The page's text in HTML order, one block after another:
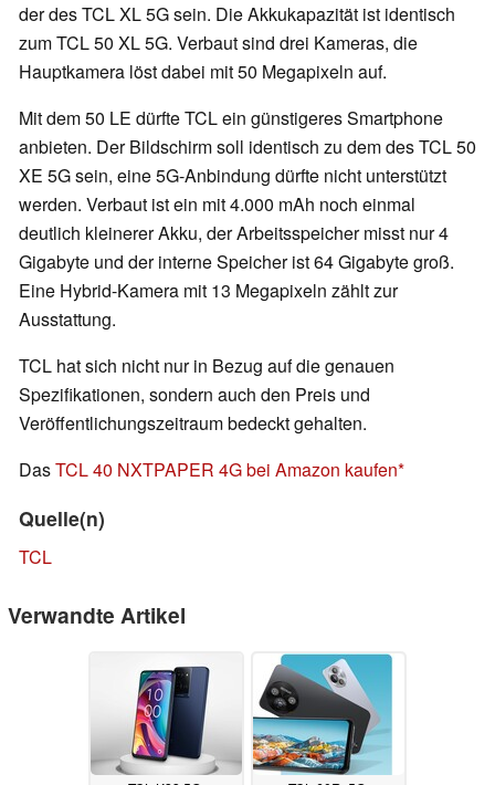
der des TCL XL 5G sein. Die Akkukapazität ist identisch
zum TCL 50 XL 5G. Verbaut sind drei Kameras, die
Hauptkamera löst dabei mit 50 Megapixeln auf.
Mit dem 50 LE dürfte TCL ein günstigeres Smartphone
anbieten. Der Bildschirm soll identisch zu dem des TCL 50
XE 5G sein, eine 5G-Anbindung dürfte nicht unterstützt
werden. Verbaut ist ein mit 4.000 mAh noch einmal
deutlich kleinerer Akku, der Arbeitsspeicher misst nur 4
Gigabyte und der interne Speicher ist 64 Gigabyte groß.
Eine Hybrid-Kamera mit 13 Megapixeln zählt zur
Ausstattung.
TCL hat sich nicht nur in Bezug auf die genauen
Spezifikationen, sondern auch den Preis und
Veröffentlichungszeitraum bedeckt gehalten.
DasTCL 40 NXTPAPER 4G bei Amazon kaufen
Quelle(n)
TCL
Verwandte Artikel